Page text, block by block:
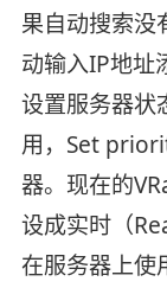
果自动搜索
动输入IP地址
设置服务器状
用，Set
器。现在的
设成实时（
在服务器上使